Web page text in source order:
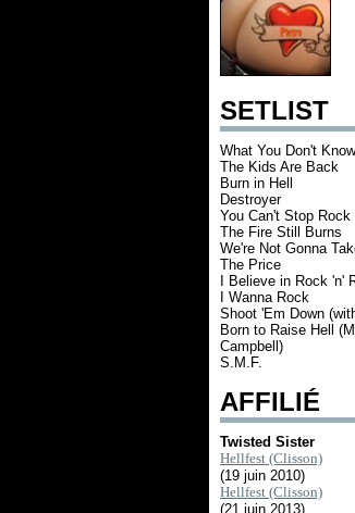
SETLIST
What You Don't
The Kids Are Back
Burn in Hell
Destroyer
You Can't Stop Rock
The Fire Still Burns
We're Not Gonna
The Price
I Believe in Rock 'n'
I Wanna Rock
Shoot 'Em Down
Born to Raise Hell
Campbell)
S.M.F.
AFFILIÉ
Twisted Sister
Hellfest (Clisson)
(19 juin 2010)
Hellfest (Clisson)
(21 juin 2013)